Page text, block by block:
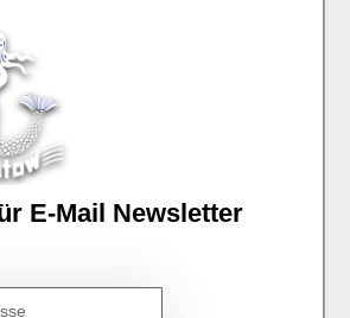
E-Mail Newsletter